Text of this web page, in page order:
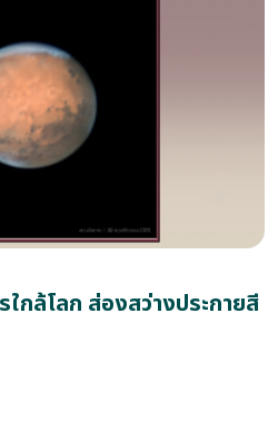
ใกล้โลก ส่องสว่างประกายสี